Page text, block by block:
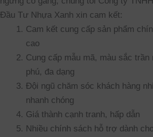
Đầu Tư Nhựa Xanh xin cam kết:
Cam kết cung cấp sản phẩm
cao
Cung cấp mẫu mã, màu sắc trần
phú, đa dạng
Đội ngũ chăm sóc khách hàng
nhanh chóng
Giá thành cạnh tranh, hấp dẫn
Nhiều chính sách hỗ trợ dành